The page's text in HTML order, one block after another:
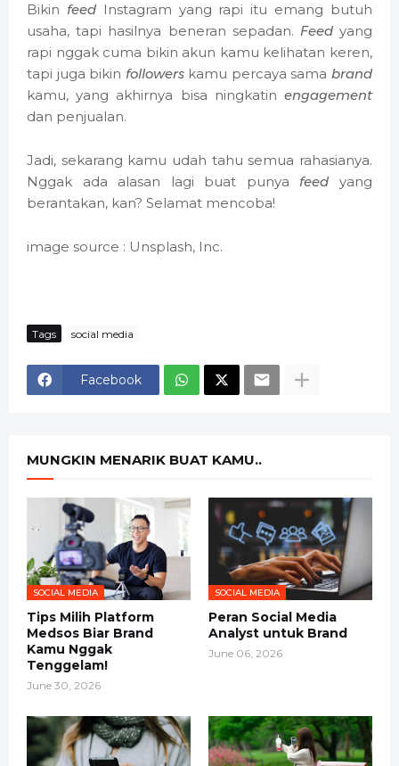
Bikin feedInstagram yang rapi itu emang butuh
usaha, tapi hasilnya beneran sepadan. Feedyang
rapi nggak cuma bikin akun kamu kelihatan keren,
tapi juga bikin followerskamu percaya samabrand
kamu, yang akhirnya bisa ningkatin engagement
dan penjualan.
Jadi, sekarang kamu udah tahu semua rahasianya.
Nggak ada alasan lagi buat punya feed yang
berantakan, kan? Selamat mencoba!
image source : Unsplash, Inc.
Tags social media
Facebook
MUNGKIN MENARIK BUAT KAMU..
SOCIAL MEDIA
Tips Milih Platform
Medsos Biar Brand
Kamu Nggak
Tenggelam!
June 30, 2026
SOCIAL MEDIA
Peran Social Media
Analyst untuk Brand
June 06, 2026